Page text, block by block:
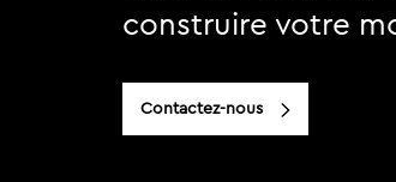
construire votre
Contactez-nous